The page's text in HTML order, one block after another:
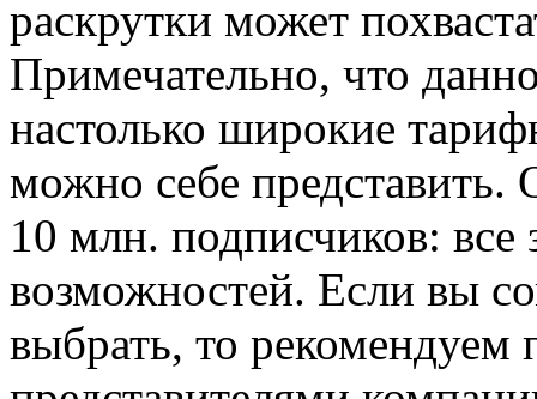
раскрутки может
Примечательно, что
настолько широкие
можно себе
10 млн. подписчиков:
возможностей. Если вы
выбрать, то рекомендуем